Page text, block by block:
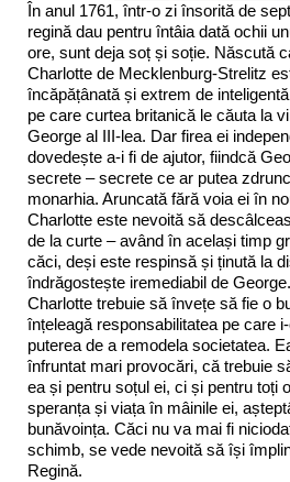
În anul 1761, într-o zi însorită de
regină dau pentru întâia dată ochii
ore, sunt deja soț și soție. Născută
Charlotte de Mecklenburg-Strelitz
încăpățânată și extrem de
pe care curtea britanică le căuta la
George al III-lea. Dar firea ei
dovedește a-i fi de ajutor, fiindcă
secrete ‒ secrete ce ar putea
monarhia. Aruncată fără voia ei în
Charlotte este nevoită să
de la curte ‒ având în același timp
căci, deși este respinsă și ținută la
îndrăgostește iremediabil de
Charlotte trebuie să învețe să fie o
înțeleagă responsabilitatea pe care
puterea de a remodela societatea.
înfruntat mari provocări, că trebuie
ea și pentru soțul ei, ci și pentru toți
speranța și viața în mâinile ei,
bunăvoința. Căci nu va mai fi
schimb, se vede nevoită să își
Regină.